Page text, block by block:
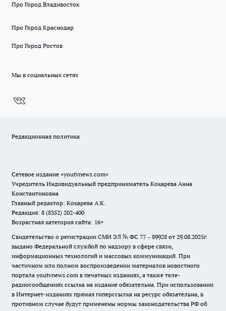
Про Город Владивосток
Про Город Краснодар
Про Город Ростов
Мы в социальных сетях
Редакционная политика
Сетевое издание «youtvnews.com»
Учредитель Индивидуальный предприниматель Кокарева Анна
Константиновна
Главный редактор: Кокарева А.К.
Редакция: 8 (8352) 202-400
Возрастная категория сайта: 16+
Свидетельство о регистрации СМИ ЭЛ № ФС 77 – 89928 от 29.08.2025г.
выдано Федеральной службой по надзору в сфере связи,
информационных технологий и массовых коммуникаций. При
частичном или полном воспроизведении материалов новостного
портала youtvnews.com в печатных изданиях, а также теле-
радиосообщениях ссылка на издание обязательна. При использовании
в Интернет-изданиях прямая гиперссылка на ресурс обязательна, в
противном случае будут применены нормы законодательства РФ об